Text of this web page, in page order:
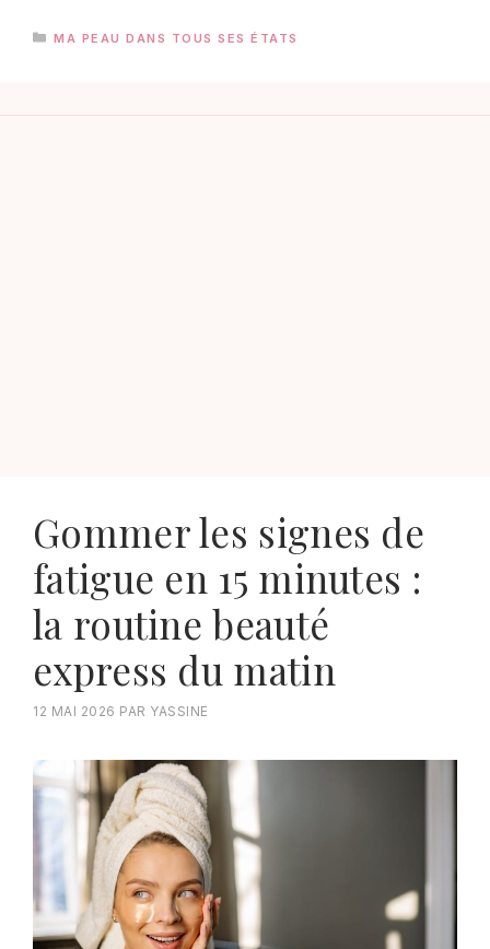
CATÉGORIES
MA PEAU DANS TOUS SES ÉTATS
Gommer les signes de
fatigue en 15 minutes :
la routine beauté
express du matin
12 MAI 2026 PAR YASSINE